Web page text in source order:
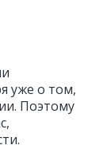
уже о том,
Поэтому